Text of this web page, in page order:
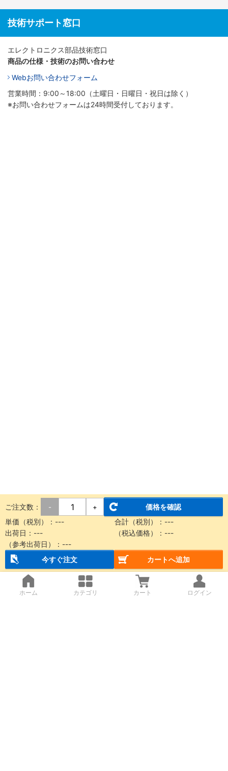
技術サポート窓口
エレクトロニクス部品技術窓口
商品の仕様・技術のお問い合わせ
Webお問い合わせフォーム
営業時間：9:00～18:00（土曜日・日曜日・祝日は除く）
※お問い合わせフォームは24時間受付しております。
ご注文数： - +
価格を確認
単価（税別）： --- 合計（税別）： ---
出荷日： --- （税込価格）： ---
（参考出荷日）： ---
今すぐ注文
カートへ追加
ホーム カテゴリ カート ログイン